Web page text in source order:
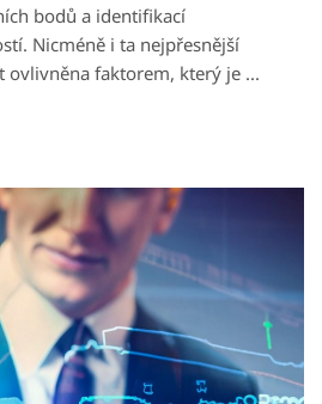
bodů a identifikací
Nicméně i ta nejpřesnější
ovlivněna faktorem, který je ...